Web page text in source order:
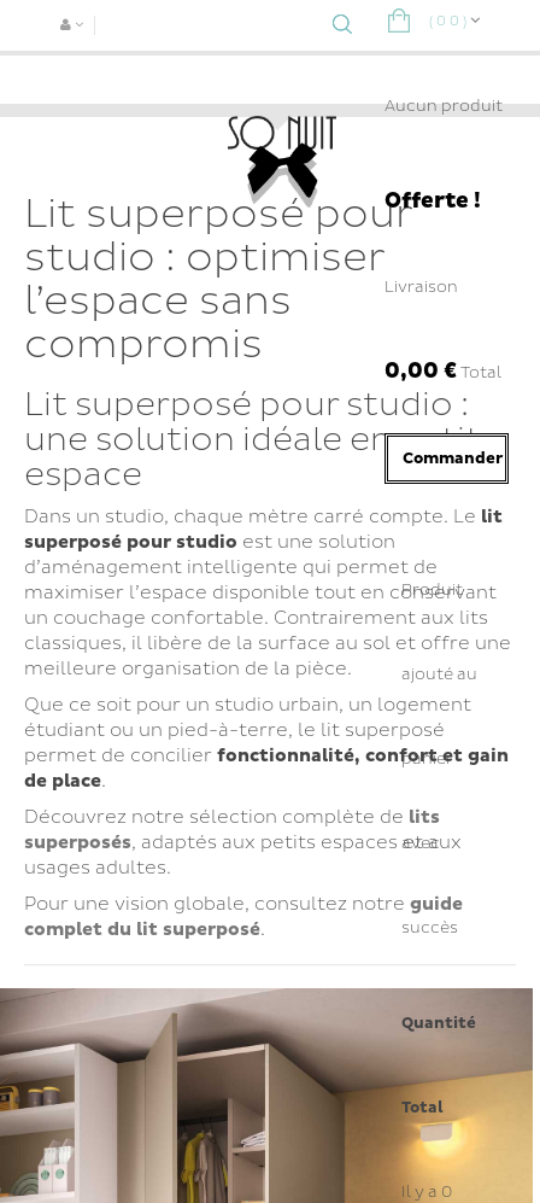
( 0 0 )
Aucun produit
Offerte !
Livraison
0,00 €Total
Commander
Produit
ajouté au
panier
avec
succès
Quantité
Total
Il y a 0
Lit superposé pour
studio : optimiser
l’espace sans
compromis
Lit superposé pour studio :
une solution idéale en petit
espace
Dans un studio, chaque mètre carré compte. Le lit
superposé pour studio est une solution
d’aménagement intelligente qui permet de
maximiser l’espace disponible tout en conservant
un couchage confortable. Contrairement aux lits
classiques, il libère de la surface au sol et offre une
meilleure organisation de la pièce.
Que ce soit pour un studio urbain, un logement
étudiant ou un pied-à-terre, le lit superposé
permet de concilier fonctionnalité, confort et gain
de place.
Découvrez notre sélection complète de lits
superposés, adaptés aux petits espaces et aux
usages adultes.
Pour une vision globale, consultez notre guide
complet du lit superposé.